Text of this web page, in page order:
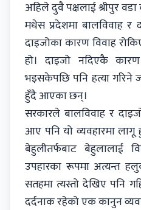
अहिले दुवै पक्षलाई श्रीपुर
मधेस प्रदेशमा बालविवाह र
दाइजोका कारण विवाह
हो। दाइजो नदिएकै
भइसकेपछि पनि हत्या गरिने
हुँदै आएका छन्।
सरकारले बालविवाह र
आए पनि यो व्यवहारमा
बेहुलीतर्फबाट बेहुलालाई
उपहारका रूपमा अत्यन्त
सतहमा त्यस्तो देखिए पनि
दर्दनाक रहेको एक कानुन